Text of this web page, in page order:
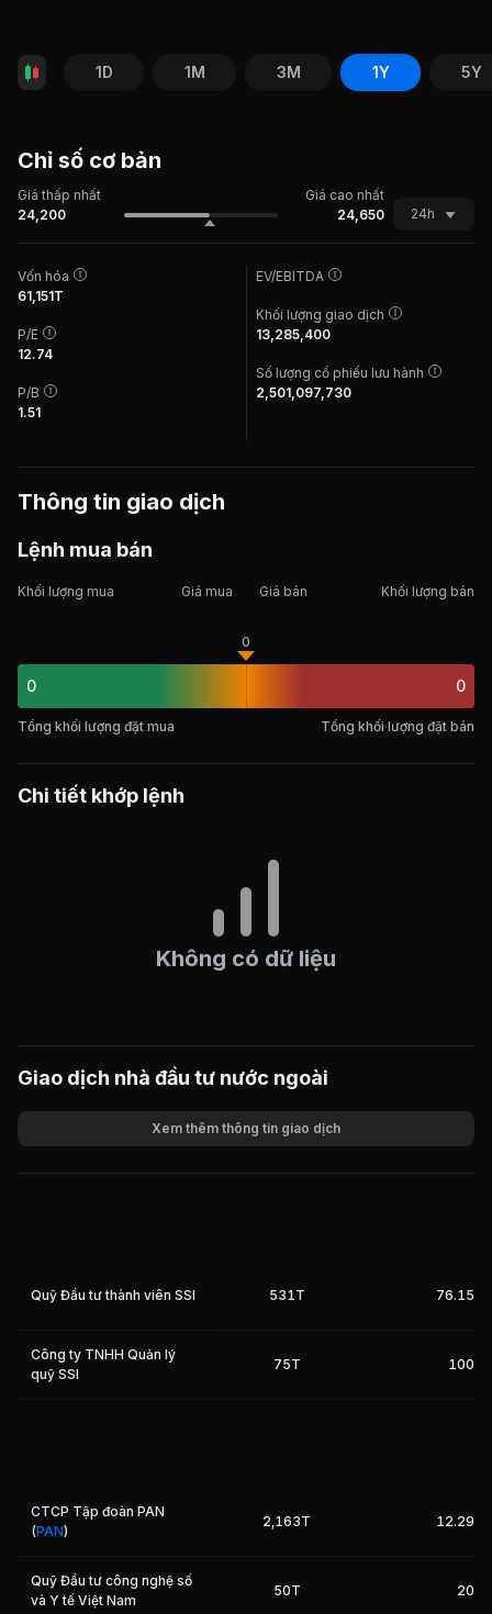
1D 1M 3M 1Y 5Y
Chỉ số cơ bản
Giá thấp nhất
Giá cao nhất
24,200
24,650 24h
Vốn hóa
61,151T
P/E
12.74
P/B
1.51
EV/EBITDA
Khối lượng giao dịch
13,285,400
Số lượng cổ phiếu lưu hành
2,501,097,730
Thông tin giao dịch
Lệnh mua bán
Khối lượng mua Giá mua Giá bán Khối lượng bán
0
0
0
Tổng khối lượng đặt mua Tổng khối lượng đặt bán
Chi tiết khớp lệnh
Không có dữ liệu
Giao dịch nhà đầu tư nước ngoài
Xem thêm thông tin giao dịch
Quỹ Đầu tư thành viên SSI 531T 76.15%
Công ty TNHH Quản lý
quỹ SSI
75T 100%
CTCP Tập đoàn PAN
(PAN)
2,163T 12.29%
Quỹ Đầu tư công nghệ số
và Y tế Việt Nam
50T 20%